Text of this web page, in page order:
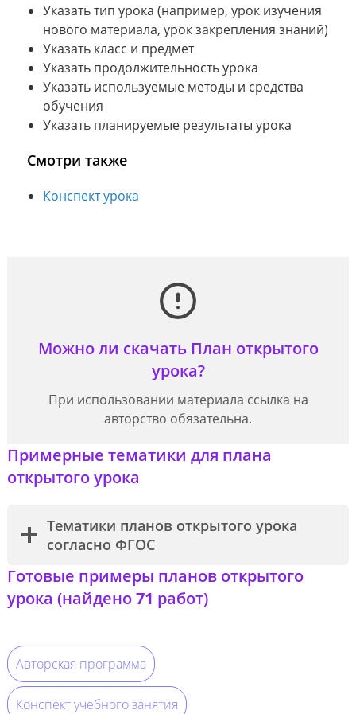
Указать тип урока (например, урок изучения
нового материала, урок закрепления знаний)
Указать класс и предмет
Указать продолжительность урока
Указать используемые методы и средства
обучения
Указать планируемые результаты урока
Смотри также
Конспект урока
Можно ли скачать План открытого
урока?
При использовании материала ссылка на
авторство обязательна.
Примерные тематики для плана
открытого урока
Тематики планов открытого урока
согласно ФГОС
Готовые примеры планов открытого
урока (найдено71 работ)
Авторская программа
Конспект учебного занятия